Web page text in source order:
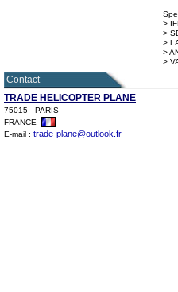
>
>
>
>
>
Contact
TRADE HELICOPTER PLANE
75015 - PARIS
FRANCE
E-mail : trade-plane@outlook.fr